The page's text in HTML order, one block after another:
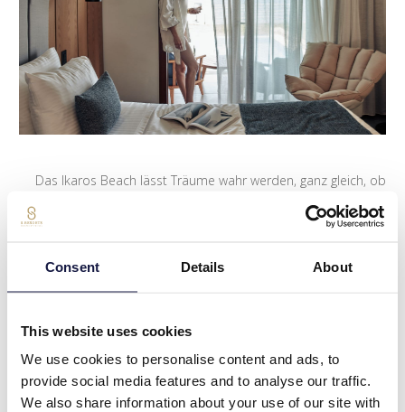
Consent Details About
This website uses cookies
We use cookies to personalise content and ads, to
provide social media features and to analyse our traffic.
We also share information about your use of our site with
Das Ikaros Beach lässt Träume wahr werden, ganz gleich, ob
Sie einen romantischen Spaziergang bei Sonnenuntergang
unternehmen und den Sand unter Ihren Füßen spüren oder
Festmahl aus feinsten Produkten verwöhnen lassen möchten,
Architektur, hervorragender Dienstleistungen und
Annehmlichkeiten, bringen wir Ihnen das Beste aus beiden
Welten: die Chance, eine echte Erfahrung zu erleben mit der
Möglichkeit, zwischen unseren Unterkünften mit Halbpension